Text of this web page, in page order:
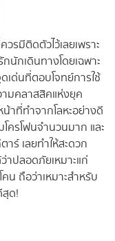
รมีติดตัวไว้เลยเพราะ
นักเดินทางโดยเฉพาะ
เด่นที่ตอบโจทย์การใช้
มคลาสสิคแห่งยุค
น้าที่ทำจากโลหะอย่างดี
โครโฟนจำนวนมาก และ
ร์ เลยทำให้สะดวก
ปลอดภัยเหมาะแก่
น ถือว่าเหมาะสำหรับ
สุด!